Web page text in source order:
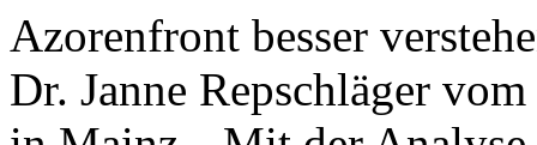
Azorenfront besser
Dr. Janne Repschläger